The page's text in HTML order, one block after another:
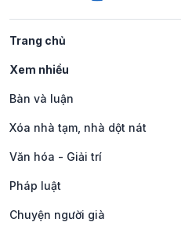
Trang chủ
Xem nhiều
Bàn và luận
Xóa nhà tạm, nhà dột nát
Văn hóa - Giải trí
Pháp luật
Chuyện người già